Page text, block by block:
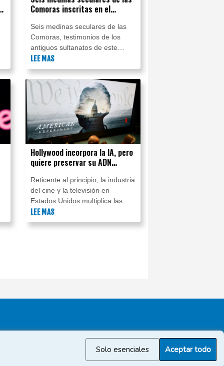
Solo esenciales Aceptar todo
Comoras inscritas en el
Unesco
Seis medinas seculares de las
Comoras, testimonios de los
antiguos sultanatos de este
archipiélago del océano Índico,
fueron inscritas este sábado en
el patrimonio mundial de la
Unesco.
LEE MAS
Hollywood incorpora la IA, pero
quiere preservar su ADN
Reticente al principio, la industria
del cine y la televisión en
Estados Unidos multiplica las
alianzas con empresas
emergentes de inteligencia
LEE MAS